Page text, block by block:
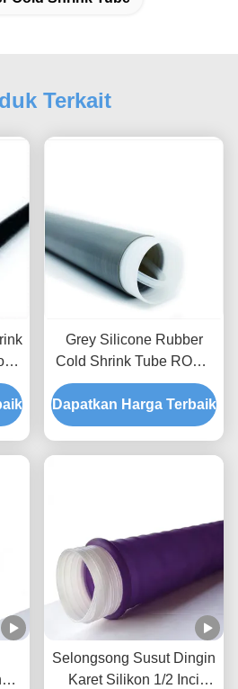
Terkait
Grey Silicone Rubber
Cold Shrink Tube ROHS
IP67 Lengan IP68
Dapatkan Harga Terbaik
Selongsong Susut Dingin
Karet Silikon 1/2 Inci